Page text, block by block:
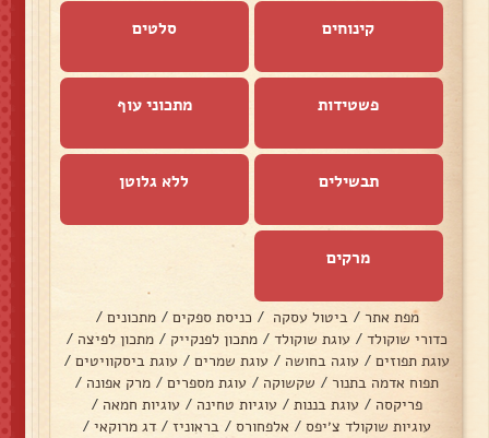
קינוחים סלטים
פשטידות מתכוני עוף
תבשילים ללא גלוטן
מרקים
מפת אתר / ביטול עסקה / כניסת ספקים / מתכונים /
כדורי שוקולד / עוגת שוקולד / מתכון לפנקייק / מתכון לפיצה /
עוגת תפוזים / עוגה בחושה / עוגת שמרים / עוגת ביסקוויטים /
תפוח אדמה בתנור / שקשוקה / עוגת מספרים / מרק אפונה /
פריקסה / עוגת בננות / עוגיות טחינה / עוגיות חמאה /
עוגיות שוקולד צ׳יפס / אלפחורס / בראוניז / דג מרוקאי /